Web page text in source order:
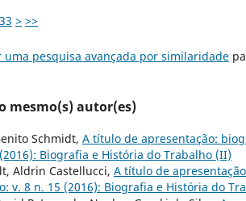
33 > >>
uma pesquisa avançada por similaridade
mesmo(s) autor(es)
Schmidt, A título de apresentação:
Biografia e História do Trabalho (II)
Aldrin Castellucci, A título de
v. 8 n. 15 (2016): Biografia e História do